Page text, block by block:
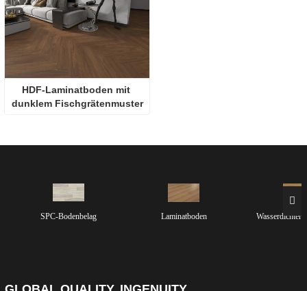
HDF-Laminatboden mit
dunklem Fischgrätenmuster
SPC-Bodenbelag Laminatboden Wasserdichter